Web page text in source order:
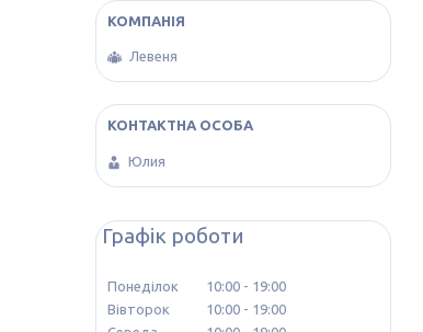
Левеня
Юлия
Графік роботи
Понеділок 10:00
19:00
Вівторок
10:00
19:00